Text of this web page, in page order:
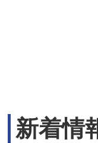
新着情